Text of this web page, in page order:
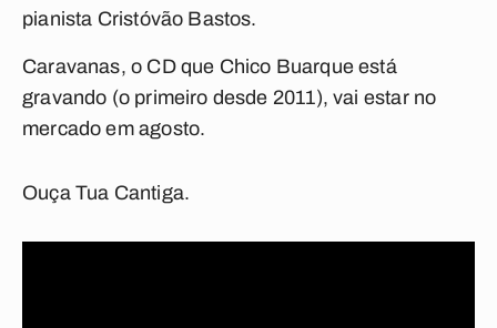
pianista Cristóvão Bastos.
Caravanas, o CD que Chico Buarque está
gravando (o primeiro desde 2011), vai estar no
mercado em agosto.
Ouça Tua Cantiga.